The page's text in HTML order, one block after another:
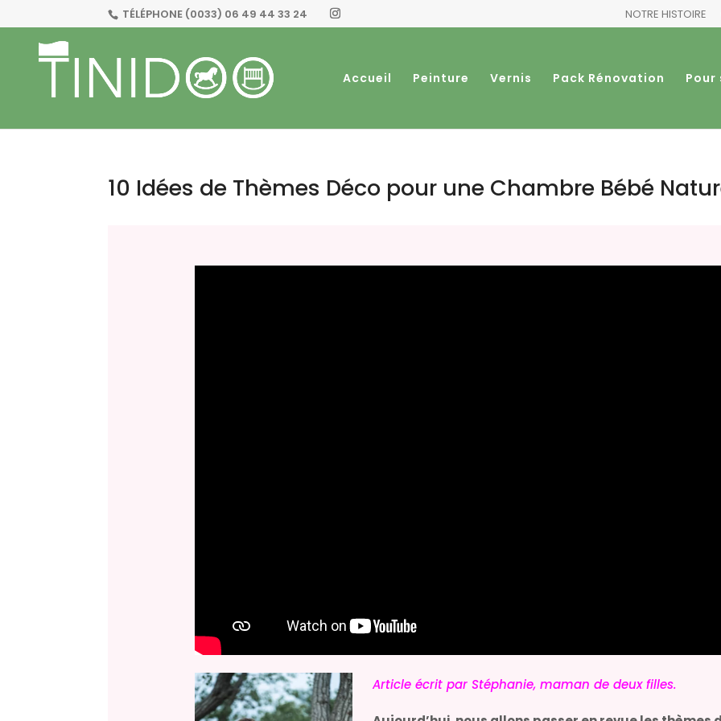
TÉLÉPHONE (0033) 06 49 44 33 24 NOTRE HISTOIRE
Accueil Peinture Vernis Pack Rénovation Pour
10 Idées de Thèmes Déco pour une Chambre Bébé
Article écrit par Stéphanie, maman de deux filles.